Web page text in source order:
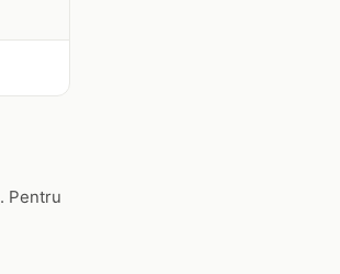
. Pentru